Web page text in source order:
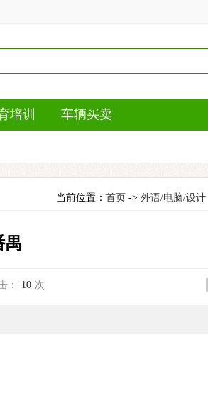
培训 车辆买卖
当前位置： 首页 -> 外语/电脑/设计
禺
： 10 次